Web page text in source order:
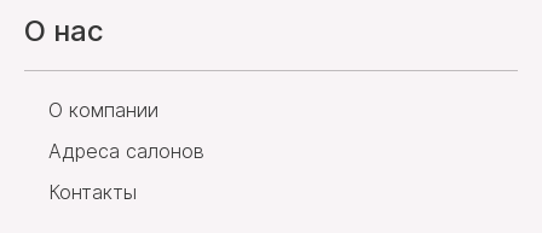
О нас
О компании
Адреса салонов
Контакты